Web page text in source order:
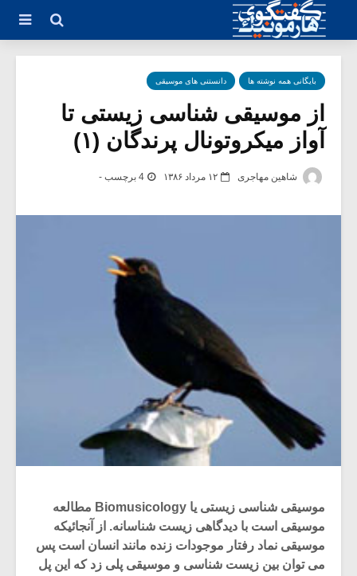
بایگانی همه نوشته ها دانستنی های موسیقی
از موسیقی شناسی زیستی تا
آواز میکروتونال پرندگان (۱)
شاهین مهاجری ۱۲ مرداد ۱۳۸۶ 4 برچسب -
موسیقی شناسی زیستی یا Biomusicology مطالعه
موسیقی است با دیدگاهی زیست شناسانه. از آنجائیکه
موسیقی نماد رفتار موجودات زنده مانند انسان است پس
می توان بین زیست شناسی و موسیقی پلی زد که این پل